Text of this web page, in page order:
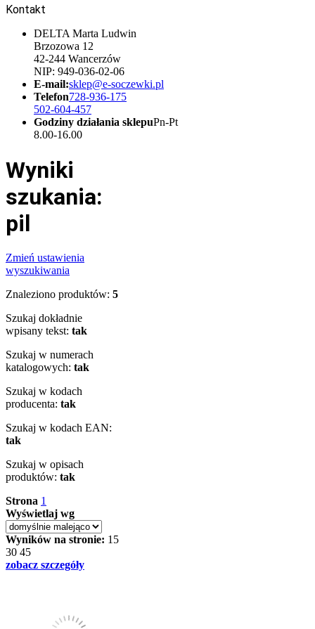
Kontakt
DELTA Marta Ludwin
Brzozowa 12
42-244 Wancerzów
NIP: 949-036-02-06
E-mail:sklep@e-soczewki.pl
Telefon728-936-175
502-604-457
Godziny działania sklepuPn-Pt
8.00-16.00
Wyniki
szukania:
pil
Zmień ustawienia
wyszukiwania
Znaleziono produktów: 5
Szukaj dokładnie
wpisany tekst: tak
Szukaj w numerach
katalogowych: tak
Szukaj w kodach
producenta: tak
Szukaj w kodach EAN:
tak
Szukaj w opisach
produktów: tak
Strona 1
Wyświetlaj wg
Wyników na stronie: 15
30 45
zobacz szczegóły